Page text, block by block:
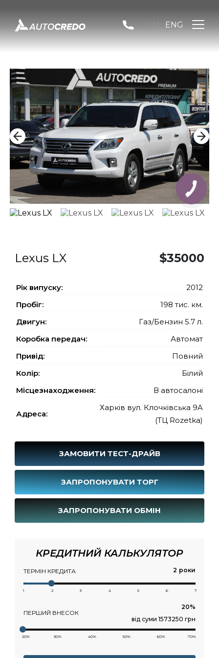
ENG
Lexus LX $35000
Рiк випуску:
2012
Пробіг:
198 тис. км.
Двигун:
Газ/Бензин 5.7 л.
Коробка передач:
Автомат
Привід:
Повний
Колір:
Білий
Місцезнаходження:
В автосалоні
Адреса:
Харків вул. Клочківська 9A
(ТЦ Rozetka)
ЗАМОВИТИ ТЕСТ-ДРАЙВ
ЗАПРОПОНУВАТИ ТОРГ
ЗАПРОПОНУВАТИ ОБМІН
КРЕДИТНИЙ КАЛЬКУЛЯТОР
ТЕРМІН КРЕДИТА роки
1 2 3 4 5 6 7
ПЕРШИЙ ВНЕСОК
від суми 1573250 грн
20% 30% 40% 50% 60% 70%